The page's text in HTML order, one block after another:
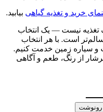
خرید و تغذیه گیاهی بیابید.
تغذیه نیست — یک انتخاب
سالم‌تر است. با هر انتخاب
و سیاره زمین خدمت کنیم.
از رنگ، طعم و آگاهی
رونوشت